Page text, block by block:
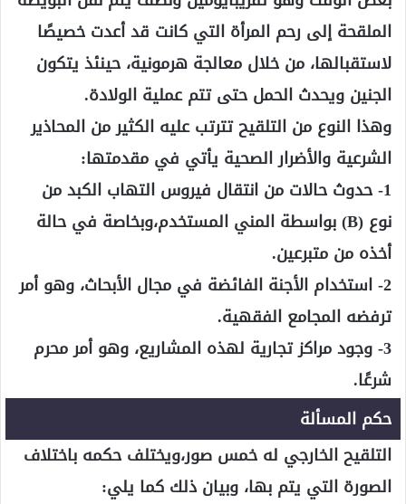
الملقحة إلى رحم المرأة التي كانت قد أعدت خصيصًا
لاستقبالها، من خلال معالجة هرمونية، حينئذ يتكون
الجنين ويحدث الحمل حتى تتم عملية الولادة.
وهذا النوع من التلقيح تترتب عليه الكثير من المحاذير
الشرعية والأضرار الصحية يأتي في مقدمتها:
1- حدوث حالات من انتقال فيروس التهاب الكبد من
نوع (B) بواسطة المني المستخدم،وبخاصة في حالة
أخذه من متبرعين.
2- استخدام الأجنة الفائضة في مجال الأبحاث، وهو أمر
ترفضه المجامع الفقهية.
3- وجود مراكز تجارية لهذه المشاريع، وهو أمر محرم
شرعًا.
حكم المسألة
التلقيح الخارجي له خمس صور،ويختلف حكمه باختلاف
الصورة التي يتم بها، وبيان ذلك كما يلي: